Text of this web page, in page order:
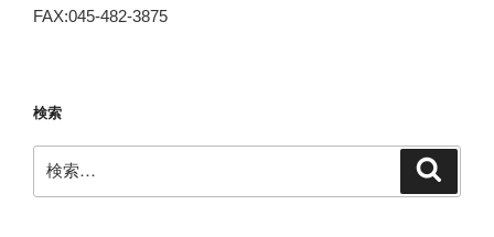
FAX:045-482-3875
検索
索: